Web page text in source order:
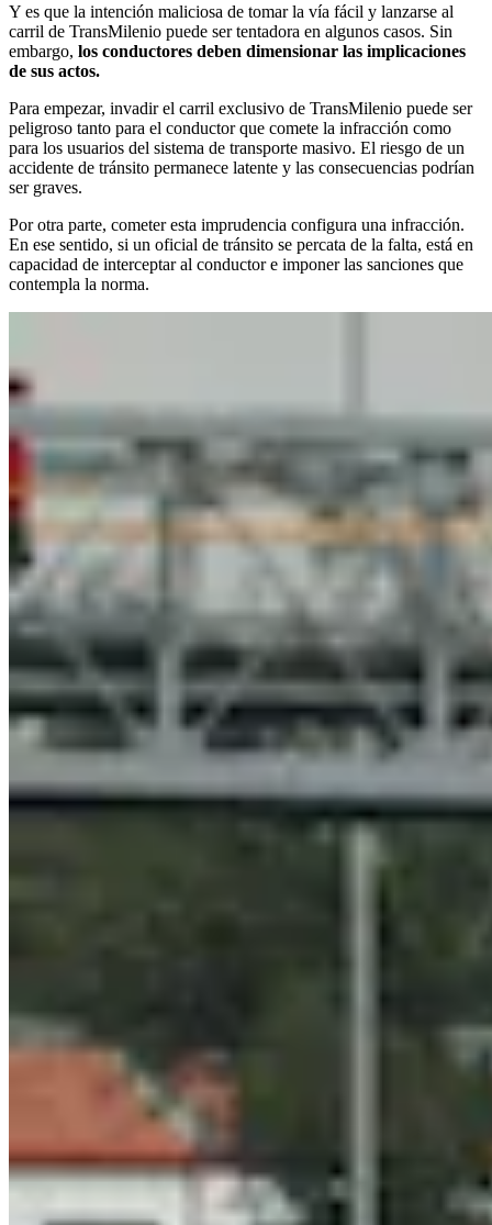
Y es que la intención maliciosa de tomar la vía fácil y lanzarse al
carril de TransMilenio puede ser tentadora en algunos casos. Sin
embargo, los conductores deben dimensionar las implicaciones
de sus actos.
Para empezar, invadir el carril exclusivo de TransMilenio puede ser
peligroso tanto para el conductor que comete la infracción como
para los usuarios del sistema de transporte masivo. El riesgo de un
accidente de tránsito permanece latente y las consecuencias podrían
ser graves.
Por otra parte, cometer esta imprudencia configura una infracción.
En ese sentido, si un oficial de tránsito se percata de la falta, está en
capacidad de interceptar al conductor e imponer las sanciones que
contempla la norma.